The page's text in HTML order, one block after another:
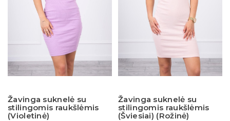
Žavinga suknelė su
stilingomis raukšlėmis
(Violetinė)
Žavinga suknelė su
stilingomis raukšlėmis
(Šviesiai) (Rožinė)